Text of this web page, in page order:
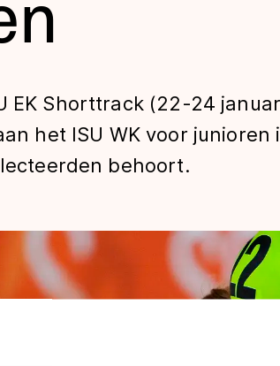
Spelen
EK Shorttrack (22-24
het ISU WK voor junioren
behoort.